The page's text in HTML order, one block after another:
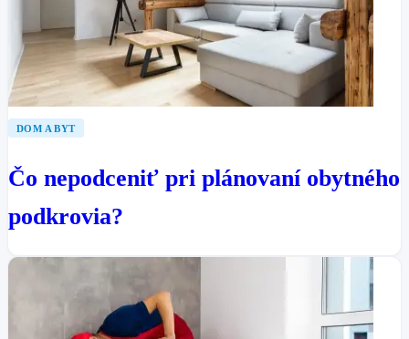
DOM A BYT
Čo nepodceniť pri plánovaní obytného
podkrovia?